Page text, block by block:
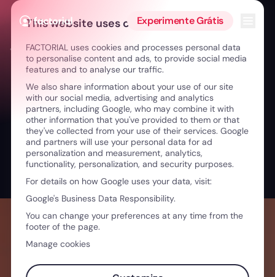
Ir para o conteúdo
Experimente Grátis
← O desafio dos RH na indústria da aviação
This website uses cookies
FACTORIAL uses cookies and processes personal data
to personalise content and ads, to provide social media
features and to analyse our traffic.
We also share information about your use of our site
with our social media, advertising and analytics
partners, including Google, who may combine it with
other information that you've provided to them or that
they've collected from your use of their services. Google
and partners will use your personal data for ad
personalization and measurement, analytics,
functionality, personalization, and security purposes.
For details on how Google uses your data, visit:
Google's Business Data Responsibility.
You can change your preferences at any time from the
footer of the page.
Manage cookies